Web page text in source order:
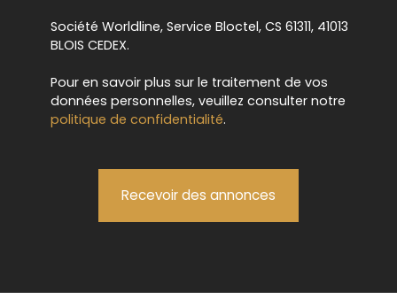
Société Worldline, Service Bloctel, CS 61311, 41013
BLOIS CEDEX.
Pour en savoir plus sur le traitement de vos
données personnelles, veuillez consulter notre
politique de confidentialité.
Recevoir des annonces